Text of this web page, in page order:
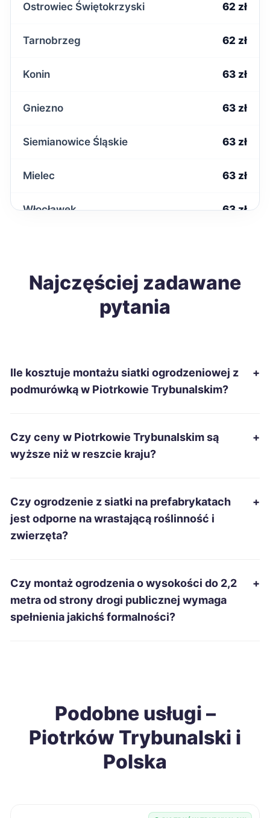
Ostrowiec Świętokrzyski 62 zł
Tarnobrzeg 62 zł
Konin 63 zł
Gniezno 63 zł
Siemianowice Śląskie 63 zł
Mielec 63 zł
Włocławek 63 zł
Krosno 63 zł
Piła 64 zł
Grudziądz
Radomsko TWÓJ REGION
Rzeszów 65 zł
Dąbrowa Górnicza
Piotrków Trybunalski TWOJE MIASTO
Najczęściej zadawane
pytania
Ile kosztuje montażu siatki ogrodzeniowej z
podmurówką w Piotrkowie Trybunalskim?
+
Czy ceny w Piotrkowie Trybunalskim są
wyższe niż w reszcie kraju?
+
Czy ogrodzenie z siatki na prefabrykatach
jest odporne na wrastającą roślinność i
zwierzęta?
+
Czy montaż ogrodzenia o wysokości do 2,2
metra od strony drogi publicznej wymaga
spełnienia jakichś formalności?
+
Podobne usługi –
Piotrków Trybunalski i
Polska